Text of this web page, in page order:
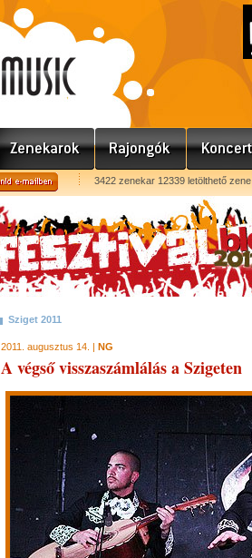
3422 zenekar 12339 letölthető zene
Sziget 2011
2011. augusztus 14. | NG
A végső visszaszámlálás a Szigeten